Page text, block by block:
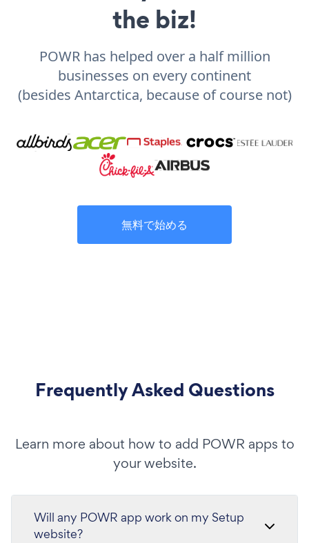
the biz!
POWR has helped over a half million
businesses on every continent
(besides Antarctica, because of course not)
無料で始める
Frequently Asked Questions
Learn more about how to add POWR apps to
your website.
Will any POWR app work on my Setup
website?